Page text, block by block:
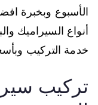
الأسبوع وبخبرة
أنواع السيراميك
خدمة التركيب
تركيب